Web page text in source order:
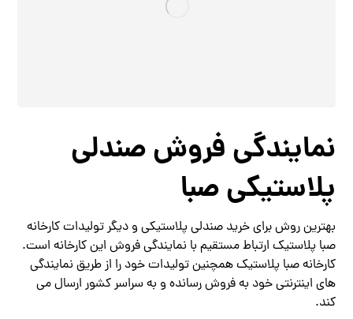
نمایندگی فروش صندلی
پلاستیکی صبا
بهترین روش برای خرید صندلی پلاستیکی و دیگر تولیدات کارخانه
صبا پلاستیک ارتباط مستقیم با نمایندگی فروش این کارخانه است.
کارخانه صبا پلاستیک همچنین تولیدات خود را از طریق نمایندگی
های اینترنتی خود به فروش رسانده و به سراسر کشور ارسال می
کند.